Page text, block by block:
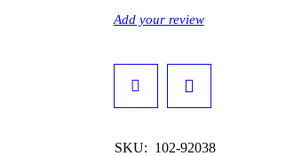
Add your review
SKU: 102-92038